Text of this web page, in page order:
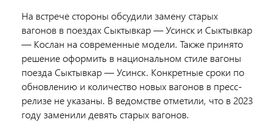
На встрече стороны обсудили замену старых
вагонов в поездах Сыктывкар — Усинск и Сыктывкар
— Кослан на современные модели. Также принято
решение оформить в национальном стиле вагоны
поезда Сыктывкар — Усинск. Конкретные сроки по
обновлению и количество новых вагонов в пресс-
релизе не указаны. В ведомстве отметили, что в 2023
году заменили девять старых вагонов.